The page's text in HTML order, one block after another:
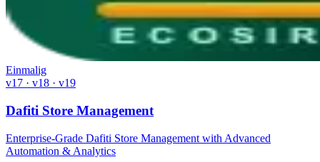
Einmalig
v17 · v18 · v19
Dafiti Store Management
Enterprise-Grade Dafiti Store Management with Advanced
Automation & Analytics